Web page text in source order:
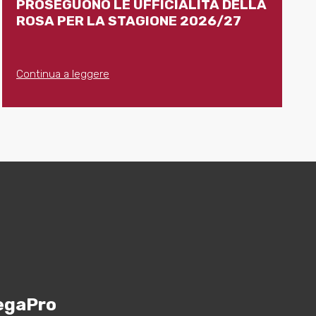
PROSEGUONO LE UFFICIALITÀ DELLA
ROSA PER LA STAGIONE 2026/27
Continua a leggere